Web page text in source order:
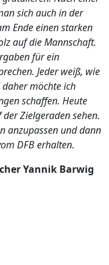
sich auch in der
Ende einen starken
auf die Mannschaft.
für ein
Jeder weiß, wie
möchte ich
schaffen. Heute
Zielgeraden sehen.
anzupassen und dann
DFB erhalten.
Yannik Barwig
Waldhof zum 22.
Trainer Luc Holtz